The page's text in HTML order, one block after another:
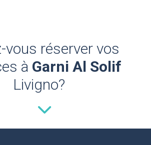
vous réserver vos
à Garni Al Solif
Livigno?